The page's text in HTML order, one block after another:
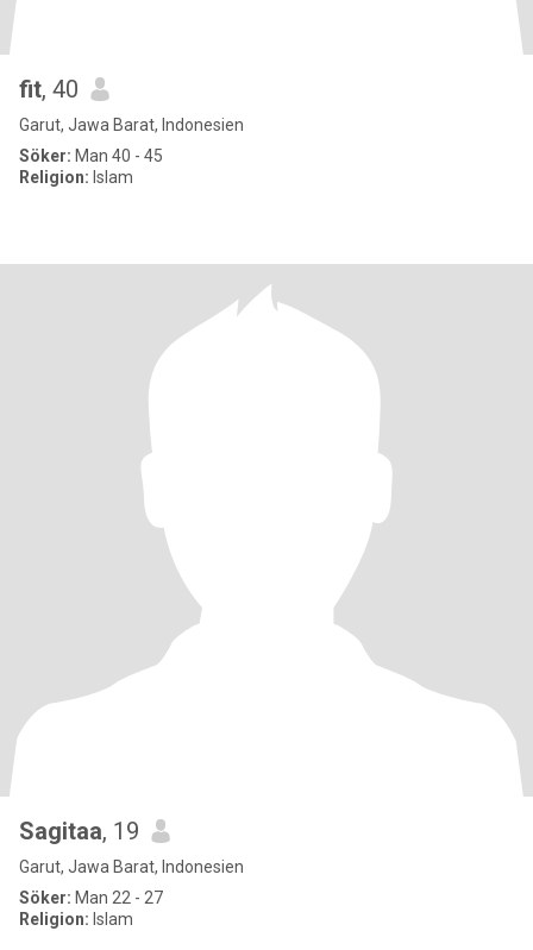
fit, 40
Garut, Jawa Barat, Indonesien
Söker: Man 40 - 45
Religion: Islam
Sagitaa, 19
Garut, Jawa Barat, Indonesien
Söker: Man 22 - 27
Religion: Islam